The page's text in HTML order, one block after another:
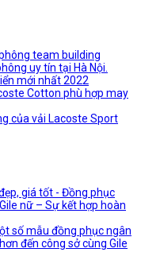
team building
uy tín tại Hà Nội.
mới nhất 2022
Cotton phù hợp may
của vải Lacoste Sport
giá tốt - Đồng phục
nữ – Sự kết hợp hoàn
số mẫu đồng phục ngân
đến công sở cùng Gile